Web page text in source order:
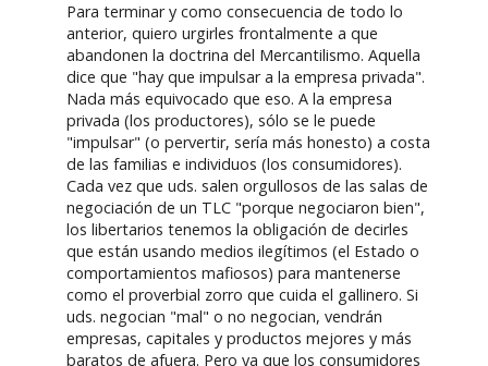
Para terminar y como consecuencia de todo lo
anterior, quiero urgirles frontalmente a que
abandonen la doctrina del Mercantilismo. Aquella
dice que "hay que impulsar a la empresa privada".
Nada más equivocado que eso. A la empresa
privada (los productores), sólo se le puede
"impulsar" (o pervertir, sería más honesto) a costa
de las familias e individuos (los consumidores).
Cada vez que uds. salen orgullosos de las salas de
negociación de un TLC "porque negociaron bien",
los libertarios tenemos la obligación de decirles
que están usando medios ilegítimos (el Estado o
comportamientos mafiosos) para mantenerse
como el proverbial zorro que cuida el gallinero. Si
uds. negocian "mal" o no negocian, vendrán
empresas, capitales y productos mejores y más
baratos de afuera. Pero ya que los consumidores